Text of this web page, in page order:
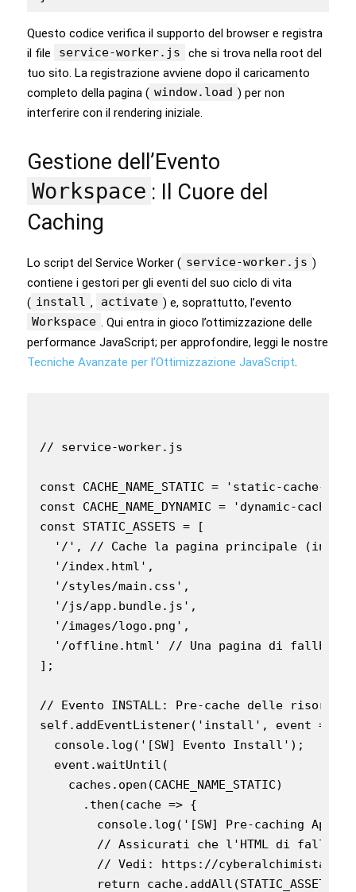
Questo codice verifica il supporto del browser e registra
il file
service-worker.js
che si trova nella root del
tuo sito. La registrazione avviene dopo il caricamento
completo della pagina ( window.load ) per non
interferire con il rendering iniziale.
Gestione dell’Evento
Workspace : Il Cuore del
Caching
Lo script del Service Worker ( service-worker.js )
contiene i gestori per gli eventi del suo ciclo di vita
( install , activate ) e, soprattutto, l’evento
Workspace
. Qui entra in gioco l’ottimizzazione delle
performance JavaScript; per approfondire, leggi le nostre
Tecniche Avanzate per l’Ottimizzazione JavaScript
// service-worker.js
const CACHE_NAME_STATIC = 'static-cache-v1';
const CACHE_NAME_DYNAMIC = 'dynamic-cache-
const STATIC_ASSETS = [
'/', // Cache la pagina principale
  '/index.html',
  '/styles/main.css',
  '/js/app.bundle.js',
  '/images/logo.png',
  '/offline.html' // Una pagina di fallback
];
// Evento INSTALL: Pre-cache delle risorse
self.addEventListener('install', event => {
  console.log('[SW] Evento Install');
  event.waitUntil(
    caches.open(CACHE_NAME_STATIC)
      .then(cache => {
console.log('[SW] Pre-caching App
// Assicurati che l'HTML di
// Vedi: https://
        return cache.addAll(STATIC_ASSETS);